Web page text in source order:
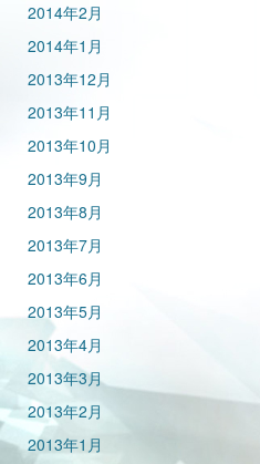
2014年2月
2014年1月
2013年12月
2013年11月
2013年10月
2013年9月
2013年8月
2013年7月
2013年6月
2013年5月
2013年4月
2013年3月
2013年2月
2013年1月